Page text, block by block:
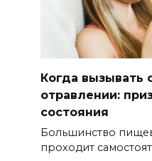
Когда вызывать
отравлении:
состояния
Большинство
проходит